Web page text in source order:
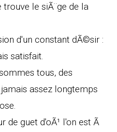
le siÃ¨ge de la
d'un constant dÃ©sir :
satisfait.
tous, des
assez longtemps
de guet d'oÃ¹ l'on est Ã